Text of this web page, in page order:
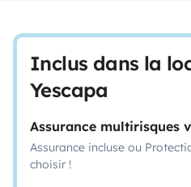
Inclus dans la
Yescapa
Assurance multirisques
Assurance incluse ou
choisir !